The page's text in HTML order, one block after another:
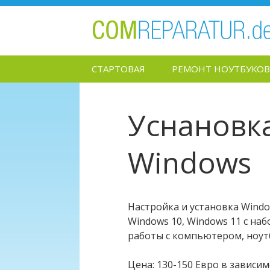
содержимому
СТАРТОВАЯ РЕМОНТ НОУТБУКОВ
Windows
Настройка и установка
Windows 10, Windows 11 с
работы с компьютером,
Цена: 130-150 Евро в